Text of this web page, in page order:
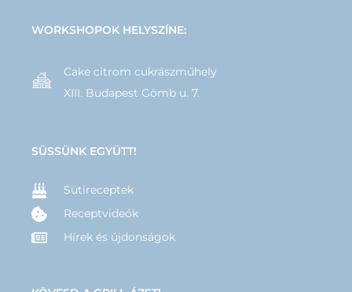
WORKSHOPOK HELYSZÍNE:
Cake citrom cukrászműhely
XIII. Budapest Gömb u. 7.
SÜSSÜNK EGYÜTT!
Sütireceptek
Receptvideók
Hírek és újdonságok